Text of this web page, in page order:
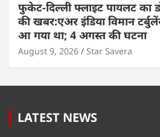
फुकेट-दिल्ली फ्लाइट पायलट का
की खबर:एअर इंडिया विमान
आ गया था; 4 अगस्त की घटना
August 9, 2026 Star Savera
LATEST NEWS